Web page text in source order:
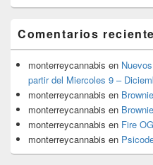
Comentarios
monterreycannabis en
partir del Miercoles 9 –
monterreycannabis en
monterreycannabis en
monterreycannabis en Fire OG
monterreycannabis en